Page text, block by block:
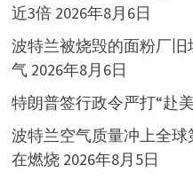
近3倍 2026年8月6日
波特兰被烧毁的面粉厂
气 2026年8月6日
特朗普签行政令严打“赴美
波特兰空气质量冲上全
在燃烧 2026年8月5日